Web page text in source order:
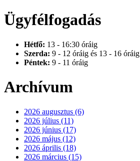
Ügyfélfogadás
Hétfő: 13 - 16:30 óráig
Szerda: 9 - 12 óráig és 13 - 16 óráig
Péntek: 9 - 11 óráig
Archívum
2026 augusztus (6)
2026 július (11)
2026 június (17)
2026 május (12)
2026 április (18)
2026 március (15)